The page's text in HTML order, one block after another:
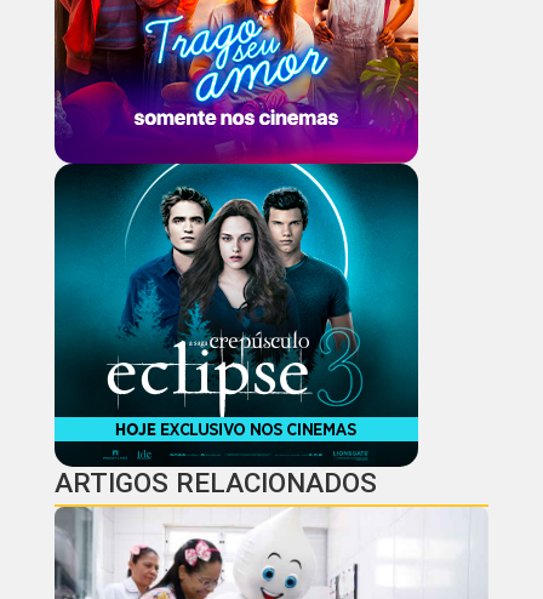
ARTIGOS RELACIONADOS